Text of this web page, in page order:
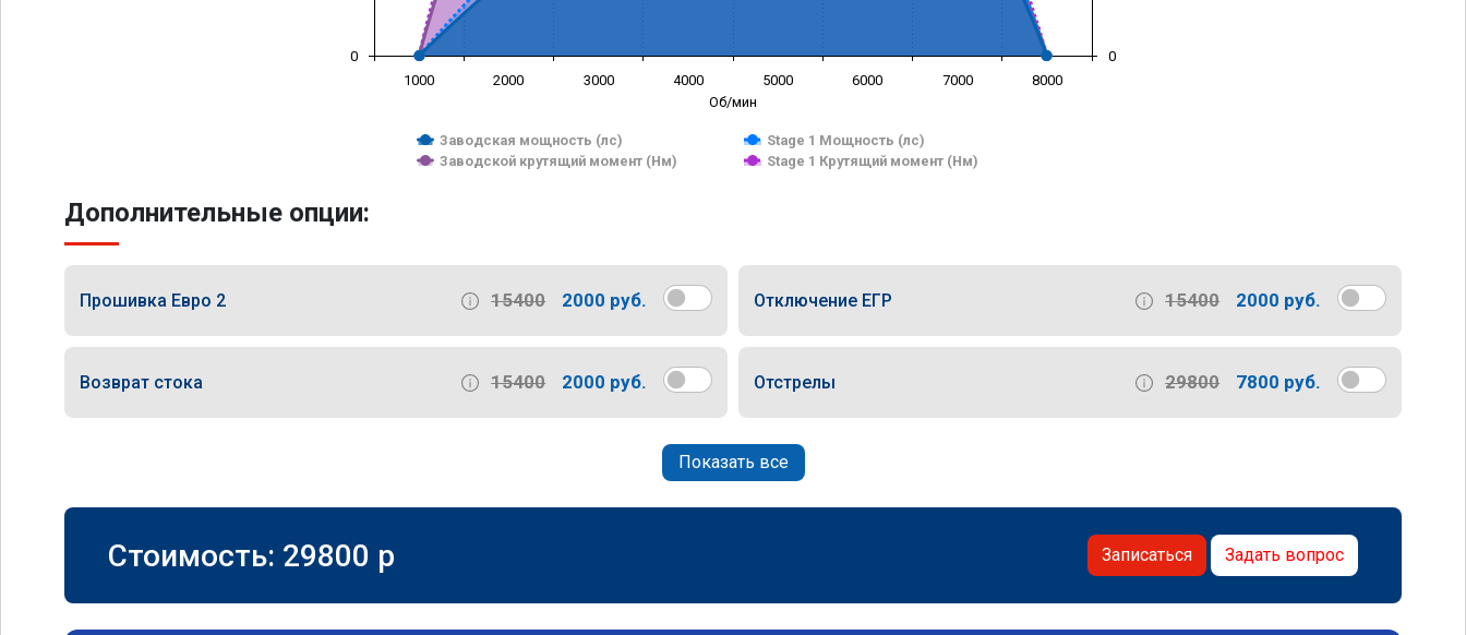
Об/мин
Заводская мощность (лс)
Stage 1 Мощность (лс)
Заводской крутящий момент (Нм)
Stage 1 Крутящий момент (Нм)
1000 2000 3000 4000 5000 6000 7000 8000
0 0
Дополнительные опции:
Прошивка Евро 2 15400 2000 руб. Отключение ЕГР 15400 2000 руб.
Возврат стока 15400 2000 руб. Отстрелы 29800 7800 руб.
Показать все
Стоимость: 29800 p Записаться Задать вопрос